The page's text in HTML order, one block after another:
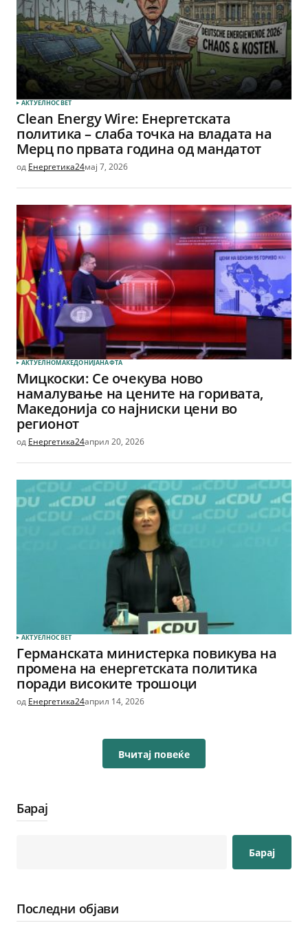
АКТУЕЛНОСВЕТ
Clean Energy Wire: Енергетската
политика – слаба точка на владата на
Мерц по првата година од мандатот
од Енергетика24мај 7, 2026
АКТУЕЛНОМАКЕДОНИЈАНАФТА
Мицкоски: Се очекува ново
намалување на цените на горивата,
Македонија со најниски цени во
регионот
од Енергетика24април 20, 2026
АКТУЕЛНОСВЕТ
Германската министерка повикува на
промена на енергетската политика
поради високите трошоци
од Енергетика24април 14, 2026
Вчитај повеќе
Барај
Барај
Последни објави